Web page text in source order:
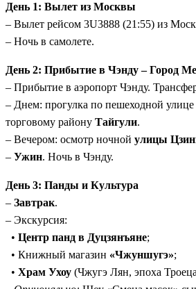
Гибкость на Хайнане:
выбора уровня отеля (4* или 5*)
экскурсий по желанию.
книжный магазин «Чжуншугэ»,
Вэньшуюань.
Без визовых сложностей:
Тур
Китаю.
День 1: Вылет из Москвы
– Вылет рейсом 3U3888 (21:55) из
– Ночь в самолете.
День 2: Прибытие в Чэнду – Город
– Прибытие в аэропорт Чэнду.
– Днем: прогулка по пешеходной улице
торговому району Тайгули.
– Вечером: осмотр ночной улицы
– Ужин. Ночь в Чэнду.
День 3: Панды и Культура
– Завтрак.
– Экскурсия:
• Центр панд в Дуцзянъяне;
• Книжный магазин «Чжуншугэ»;
• Храм Ухоу (Чжугэ Лян, эпоха